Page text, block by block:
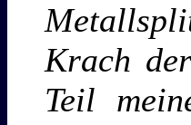
Krach
Teil